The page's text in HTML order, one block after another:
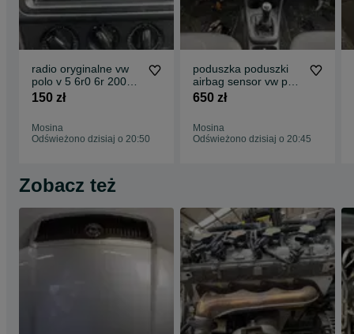
radio oryginalne vw
polo v 5 6r0 6r 2009
-2013 rcd 210
150 zł
Mosina
Odświeżono dzisiaj o 20:50
poduszka poduszki
airbag sensor vw polo
v 5 6r0 6r 2009 -
6r0959655c
650 zł
Mosina
Odświeżono dzisiaj o 20:45
Zobacz też